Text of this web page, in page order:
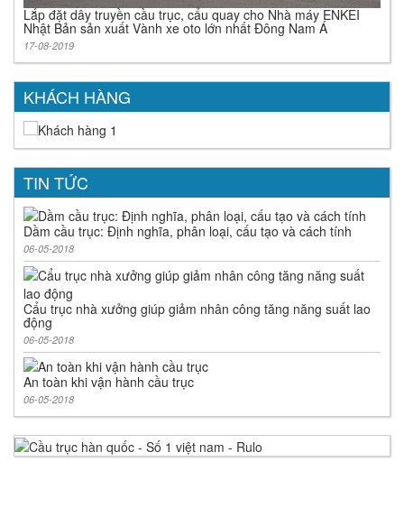
Lắp đặt dây truyền cầu trục, cẩu quay cho Nhà máy ENKEI
Nhật Bản sản xuất Vành xe oto lớn nhất Đông Nam Á
17-08-2019
KHÁCH HÀNG
TIN TỨC
Dầm cầu trục: Định nghĩa, phân loại, cấu tạo và cách tính
06-05-2018
Cẩu trục nhà xưởng giúp giảm nhân công tăng năng suất lao
động
06-05-2018
An toàn khi vận hành cầu trục
06-05-2018